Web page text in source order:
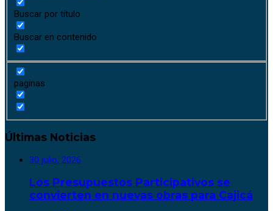
Buscar por título
Buscar en contenido
paginas
Últimas Noticias
30 julio, 2026
Los Presupuestos Participativos se
convierten en nuevas obras para Cajicá